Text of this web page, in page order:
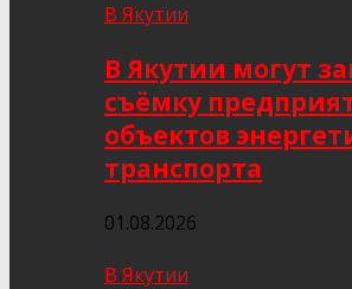
В Якутии
В Якутии могут
съёмку
объектов
транспорта
01.08.2026
В Якутии